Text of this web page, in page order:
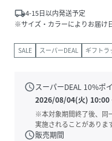
local_shipping4-15日以内発送予定
※サイズ・カラーによりお届け
SALE スーパーDEAL ギフトラ
scheduleスーパーDEAL 10%ポ
2026/08/04(火) 10:00
※本対象期間終了後、同
実施されることがありま
schedule販売期間